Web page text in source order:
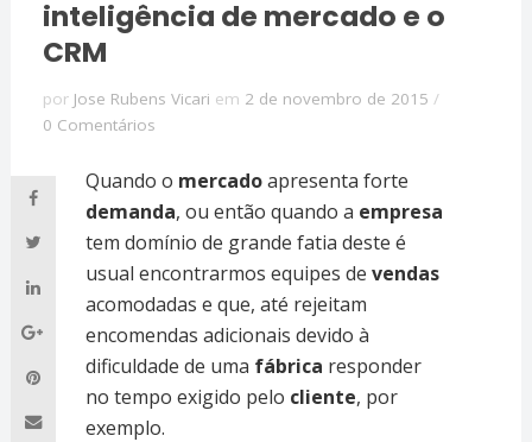
inteligência de mercado e o
CRM
por Jose Rubens Vicari em 2 de novembro de 2015 /
0 Comentários
Quando o mercadoapresenta forte
demanda, ou então quando a empresa
tem domínio de grande fatia deste é
usual encontrarmos equipes de vendas
acomodadas e que, até rejeitam
encomendas adicionais devido à
dificuldade de uma fábrica responder
no tempo exigido pelo cliente, por
exemplo.